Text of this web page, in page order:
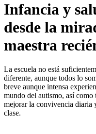
Infancia y
desde la
maestra
La escuela no está
diferente, aunque todos lo
breve aunque intensa
mundo del autismo, así como
mejorar la convivencia diaria
clase.